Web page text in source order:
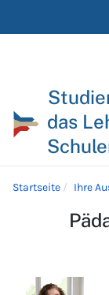
das
Startseite Ihre